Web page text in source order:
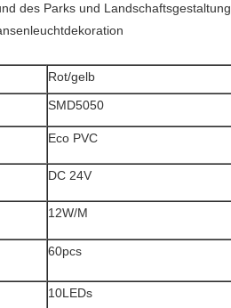
des Parks und Landschaftsgestaltung
Rot/gelb
SMD5050
Eco PVC
DC 24V
12W/M
60pcs
10LEDs